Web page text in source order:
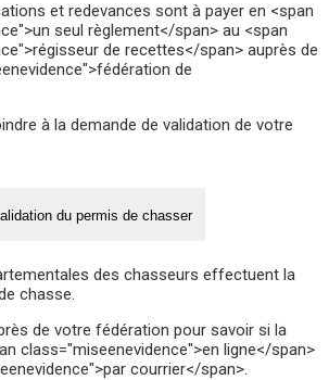
et redevances sont à payer en <span
seul règlement</span> au <span
de recettes</span> auprès de
de
à la demande de validation de votre
du permis de chasser
des chasseurs effectuent la
chasse.
de votre fédération pour savoir si la
class="miseenevidence">en ligne</span>
courrier</span>.